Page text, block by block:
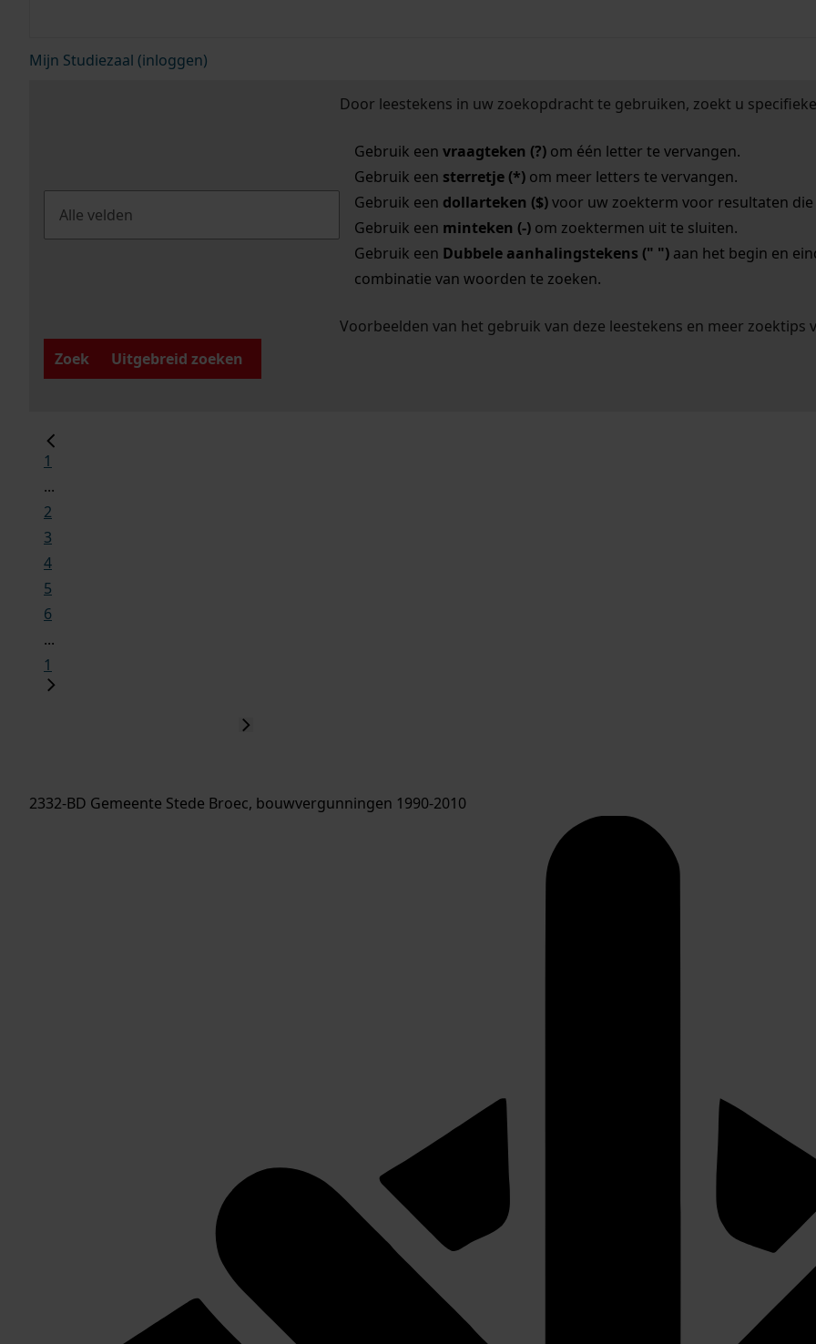
Mijn Studiezaal (inloggen)
Door leestekens in uw zoekopdracht te gebruiken, zoekt u
Gebruik een vraagteken (?)om één letter te vervangen.
Gebruik een sterretje (*)om meer letters te vervangen.
Gebruik een dollarteken ($)voor uw zoekterm voor resultaten die
Gebruik een minteken (-)om zoektermen uit te sluiten.
Gebruik een Dubbele aanhalingstekens (" ")aan het begin en
combinatie van woorden te zoeken.
Voorbeelden van het gebruik van deze leestekens en meer zoektips
Zoek
Uitgebreid zoeken
1
...
2
3
4
5
6
...
1
2332-BD Gemeente Stede Broec, bouwvergunningen 1990-2010